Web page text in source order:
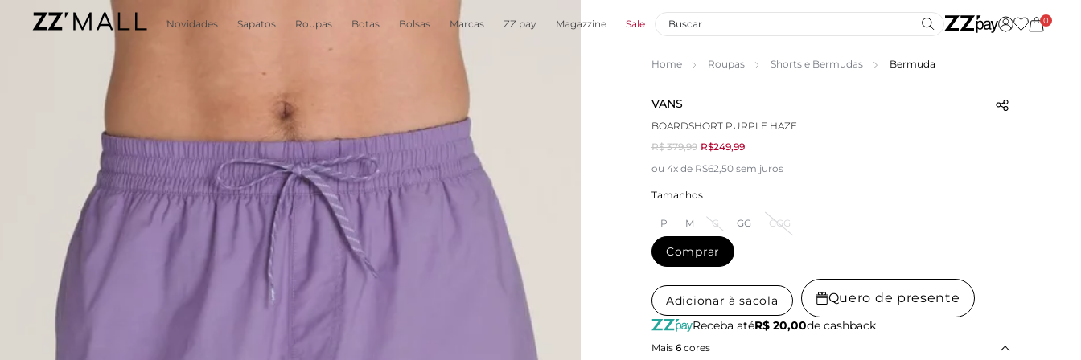
Novidades Sapatos Roupas Botas Bolsas Marcas ZZ pay Magazzine Sale 0
Home Roupas Shorts e Bermudas Bermuda
VANS
BOARDSHORT PURPLE HAZE
R$ 379,99 R$249,99
ou 4x de R$62,50 sem juros
Tamanhos
P M G GG GGG
Comprar
Adicionar à sacola Quero de presente
Receba atéR$ 20,00de cashback
Mais 6 cores